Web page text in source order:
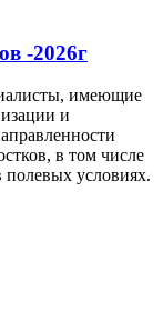
-2026г
имеющие
и
в том числе
полевых условиях.